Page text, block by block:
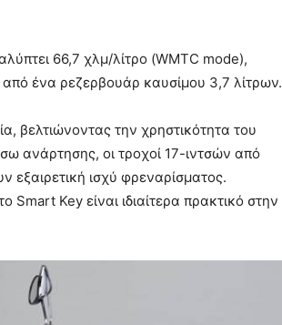
66,7 χλμ/λίτρο (WMTC mode),
ένα ρεζερβουάρ καυσίμου 3,7 λίτρων.
βελτιώνοντας την χρηστικότητα του
ανάρτησης, οι τροχοί 17-ιντσών από
εξαιρετική ισχύ φρεναρίσματος.
Key είναι ιδιαίτερα πρακτικό στην